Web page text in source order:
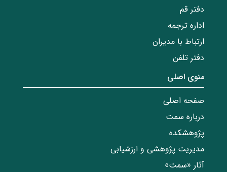
دفتر قم
اداره ترجمه
ارتباط با مدیران
دفتر تلفن
منوی اصلی
صفحه اصلی
درباره سمت
پژوهشکده
مدیریت پژوهشی و ارزشیابی
آثار «سمت»